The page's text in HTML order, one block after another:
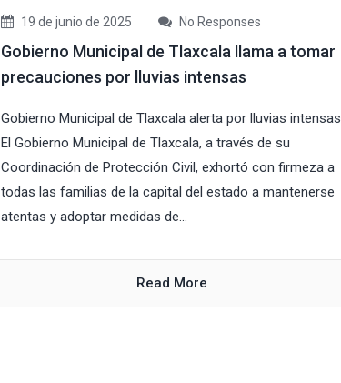
19 de junio de 2025 No Responses
Gobierno Municipal de Tlaxcala llama a tomar
precauciones por lluvias intensas
Gobierno Municipal de Tlaxcala alerta por lluvias intensas
El Gobierno Municipal de Tlaxcala, a través de su
Coordinación de Protección Civil, exhortó con firmeza a
todas las familias de la capital del estado a mantenerse
atentas y adoptar medidas de...
Read More